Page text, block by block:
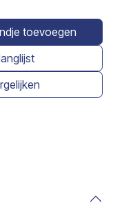
toevoegen